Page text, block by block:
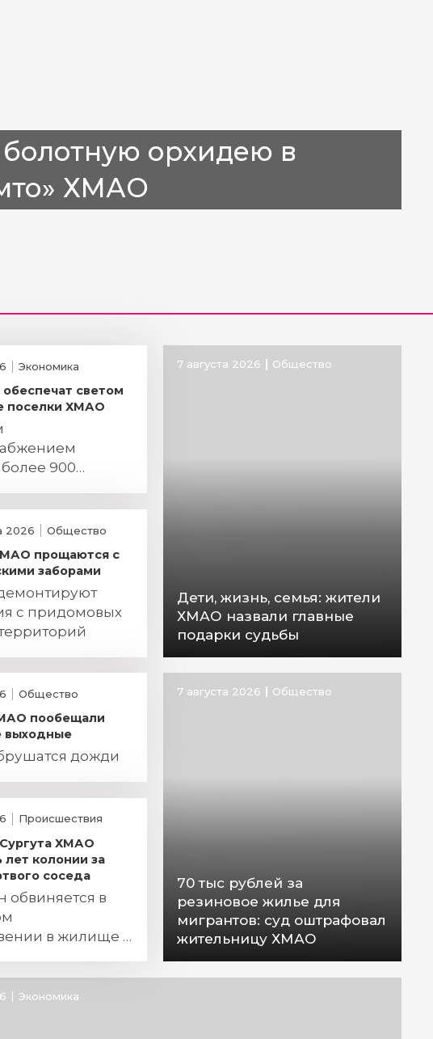
орхидею в
ХМАО
Экономика
светом
поселки ХМАО
900
2026 Общество
прощаются с
заборами
с придомовых
7 августа 2026 Общество
Дети, жизнь, семья: жители
ХМАО назвали главные
подарки судьбы
Общество
пообещали
выходные
дожди
Происшествия
ХМАО
лет колонии за
соседа
обвиняется в
в жилище и
7 августа 2026 Общество
70 тыс рублей за
резиновое жилье для
мигрантов: суд оштрафовал
жительницу ХМАО
Экономика